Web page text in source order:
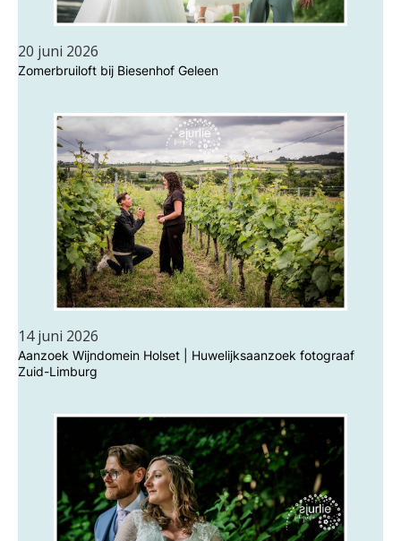
20 juni 2026
Zomerbruiloft bij Biesenhof Geleen
14 juni 2026
Aanzoek Wijndomein Holset | Huwelijksaanzoek fotograaf
Zuid-Limburg